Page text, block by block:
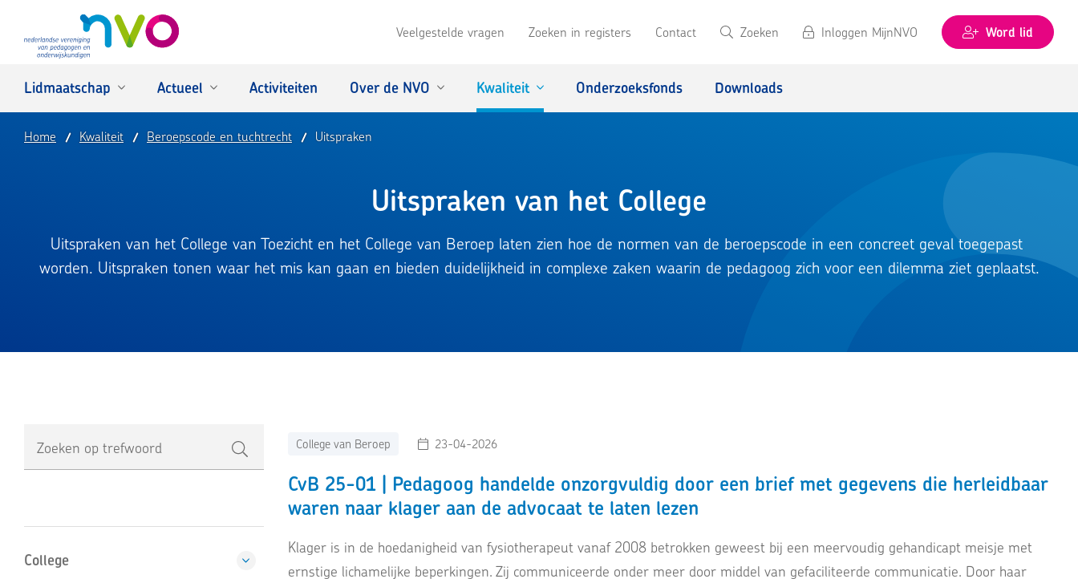
NVO Veelgestelde vragen Zoeken in registers Contact Zoeken Inloggen MijnNVO Word lid
Lidmaatschap Actueel Activiteiten Over de NVO Kwaliteit Onderzoeksfonds Downloads
Home Kwaliteit Beroepscode en tuchtrecht Uitspraken
Uitspraken van het College
Uitspraken van het College van Toezicht en het College van Beroep laten zien hoe de normen van de beroepscode in een concreet geval toegepast
worden. Uitspraken tonen waar het mis kan gaan en bieden duidelijkheid in complexe zaken waarin de pedagoog zich voor een dilemma ziet geplaatst.
Zoeken op trefwoord
College
College van Beroep 23-04-2026
CvB 25-01 | Pedagoog handelde onzorgvuldig door een brief met gegevens die herleidbaar
waren naar klager aan de advocaat te laten lezen
Klager is in de hoedanigheid van fysiotherapeut vanaf 2008 betrokken geweest bij een meervoudig gehandicapt meisje met
ernstige lichamelijke beperkingen. Zij communiceerde onder meer door middel van gefaciliteerde communicatie. Door haar